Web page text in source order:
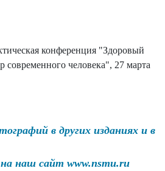
конференция "Здоровый
современного человека", 27 марта
в других изданиях и в
на наш сайт www.nsmu.ru